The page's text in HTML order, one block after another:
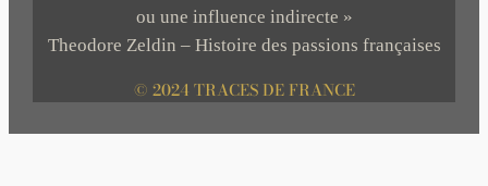
ou une influence indirecte »
Theodore Zeldin – Histoire des passions françaises
© 2024 TRACES DE FRANCE